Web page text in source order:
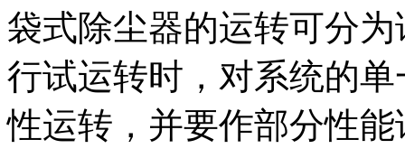
袋式除尘器的运转可分
行试运转时，对系统的
性运转，并要作部分性能